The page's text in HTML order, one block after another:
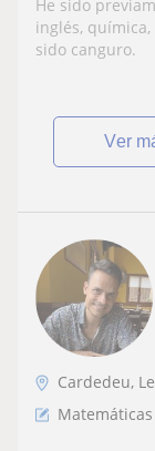
He sido
inglés,
sido canguro.
ver
Cardedeu,
Matemáticas